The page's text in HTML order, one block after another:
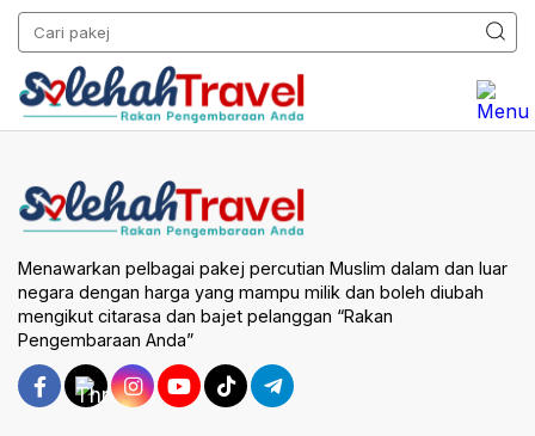
Menawarkan pelbagai pakej percutian Muslim dalam dan luar
negara dengan harga yang mampu milik dan boleh diubah
mengikut citarasa dan bajet pelanggan “Rakan
Pengembaraan Anda”